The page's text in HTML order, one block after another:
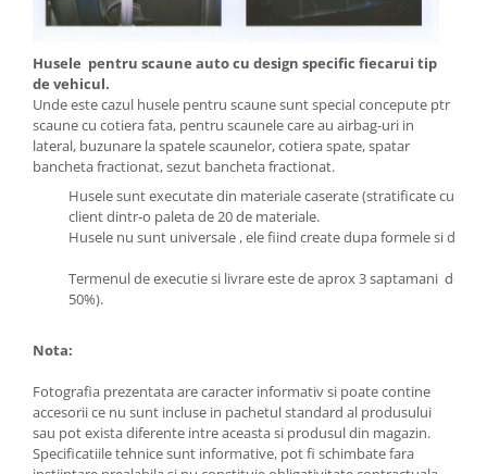
Husele pentru scaune auto cu design specific fiecarui tip
de vehicul.
Unde este cazul husele pentru scaune sunt special concepute ptr
scaune cu cotiera fata, pentru scaunele care au airbag-uri in
lateral, buzunare la spatele scaunelor, cotiera spate, spatar
bancheta fractionat, sezut bancheta fractionat.
Husele sunt executate din materiale caserate (stratificate cu
client dintr-o paleta de 20 de materiale.
Husele nu sunt universale , ele fiind create dupa formele si
Termenul de executie si livrare este de aprox 3 saptamani de la
50%).
Nota:
Fotografia prezentata are caracter informativ si poate contine
accesorii ce nu sunt incluse in pachetul standard al produsului
sau pot exista diferente intre aceasta si produsul din magazin.
Specificatiile tehnice sunt informative, pot fi schimbate fara